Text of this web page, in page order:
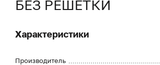
БЕЗ РЕШЕТКИ
Характеристики
Производитель